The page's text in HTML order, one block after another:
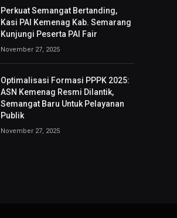
Perkuat Semangat Bertanding,
Kasi PAI Kemenag Kab. Semarang
Kunjungi Peserta PAI Fair
November 27, 2025
Optimalisasi Formasi PPPK 2025:
ASN Kemenag Resmi Dilantik,
Semangat Baru Untuk Pelayanan
Publik
November 27, 2025